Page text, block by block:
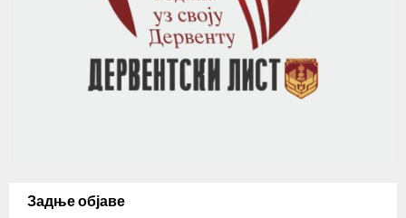
Задње објаве